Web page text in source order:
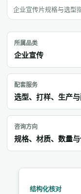
企业宣传片规格与选型
所属品类
企业宣传
配套服务
选型、打样、生产
咨询方向
规格、材质、数量
结构化核对